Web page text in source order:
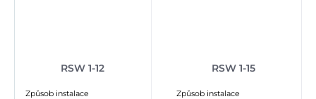
RSW 1-12
Způsob instalace
RSW 1-15
Způsob instalace